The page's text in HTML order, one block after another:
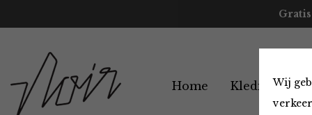
Wij
Home Kleding